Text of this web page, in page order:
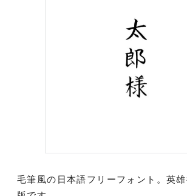
毛筆風の日本語フリーフォント。英